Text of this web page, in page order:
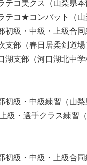
コ★コンバット（山
級・中級・上級合同
部（春日居柔剣道場
支部（河口湖北中学
級・中級練習（山梨
・選手クラス練習（
級・中級・上級合同